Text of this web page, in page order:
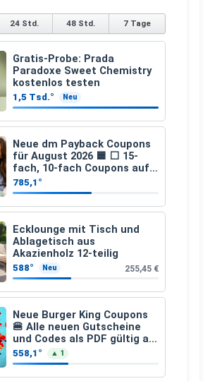
24 Std. 48 Std. 7 Tage
Gratis-Probe: Prada
Paradoxe Sweet Chemistry
kostenlos testen
1,5 Tsd.° Neu
Neue dm Payback Coupons
für August 2026 🟦 ⬜ 15-
fach, 10-fach Coupons auf
den gesamten Einkauf ab 2
€
785,1°
Ecklounge mit Tisch und
Ablagetisch aus
Akazienholz 12-teilig
588° Neu 255,45 €
Neue Burger King Coupons
🍔 Alle neuen Gutscheine
und Codes als PDF gültig ab
25.07.2026 bis 04.09.2026
558,1° ▲ 1